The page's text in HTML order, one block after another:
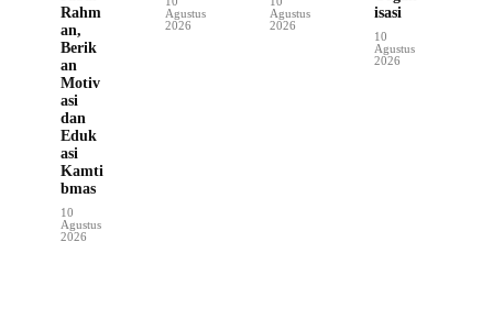
Rahm
an,
Berik
an
Motiv
asi
dan
Eduk
asi
Kamti
bmas
10
Agustus
2026
Agustus
2026
Agustus
2026
isasi
10
Agustus
2026